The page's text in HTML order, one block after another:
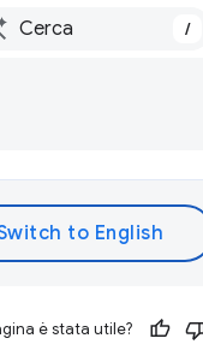
/
è stata utile?